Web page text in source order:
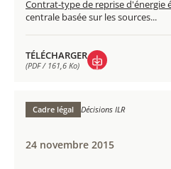
Contrat-type de reprise d'énergie
centrale basée sur les sources...
TÉLÉCHARGER
(PDF / 161,6 Ko)
(PDF / 161,6 Ko)
Cadre légal Décisions ILR
24 novembre 2015